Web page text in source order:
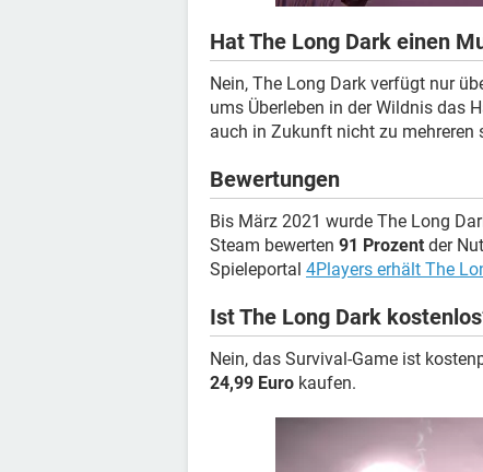
Hat The Long Dark einen
Nein, The Long Dark verfügt nur
ums Überleben in der Wildnis das
auch in Zukunft nicht zu mehreren
Bewertungen
Bis März 2021 wurde The Long
Steam bewerten 91 Prozent der
Spieleportal 4Players erhält The
Ist The Long Dark
Nein, das Survival-Game ist
24,99 Euro kaufen.